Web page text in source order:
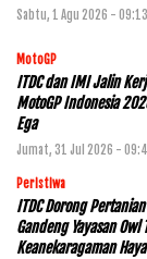
Sabtu, 1 Agu 2026 - 09:13
MotoGP
ITDC dan IMI Jalin
MotoGP Indonesia
Ega
Jumat, 31 Jul 2026 -
Peristiwa
ITDC Dorong
Gandeng Yayasan
Keanekaragaman